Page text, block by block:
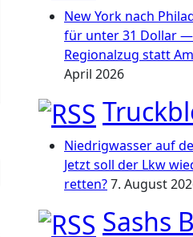
New York nach
für unter 31 Dollar
Regionalzug statt
April 2026
Niedrigwasser auf
Jetzt soll der Lkw
retten?7. August
Sashs